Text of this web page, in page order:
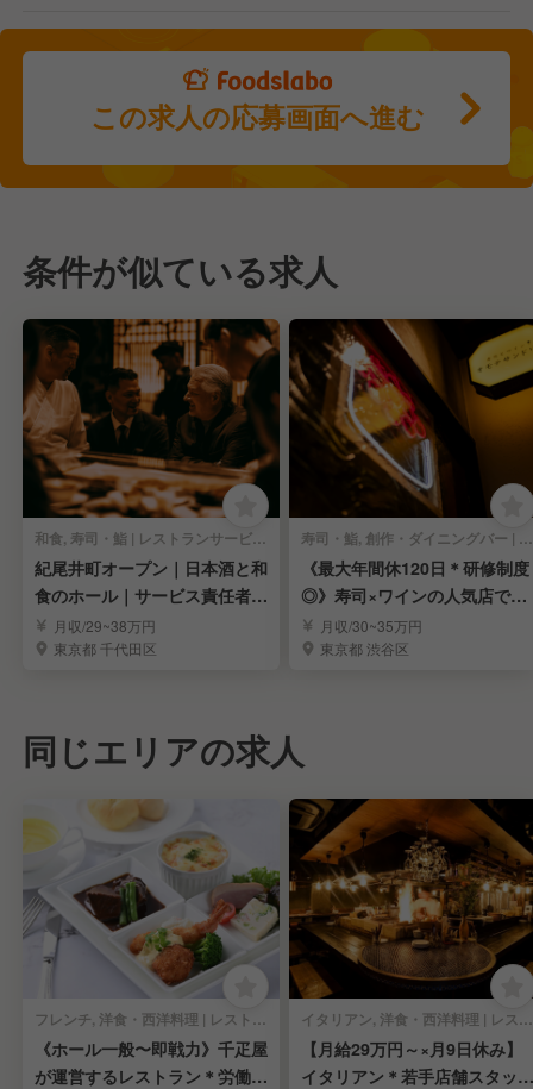
この求人の応募画面へ進む
条件が似ている求人
和食, 寿司・鮨 | レストランサービス・ホールスタッフ
紀尾井町オープン｜日本酒と和
食のホール｜サービス責任者候
補も歓迎
月収/29~38万円
東京都 千代田区
寿司・鮨, 創作・ダイニングバー | レストランサービス・ホールスタッフ
《最大年間休120日＊研修制度
◎》寿司×ワインの人気店で社
員スタッフ募集
月収/30~35万円
東京都 渋谷区
同じエリアの求人
フレンチ, 洋食・西洋料理 | レストランサービス・ホールスタッフ
《ホール一般〜即戦力》千疋屋
が運営するレストラン＊労働環
イタリアン, 洋食・西洋料理 | レストランサービス・ホールスタッフ
【月給29万円～×月9日休み】
イタリアン＊若手店舗スタッフ